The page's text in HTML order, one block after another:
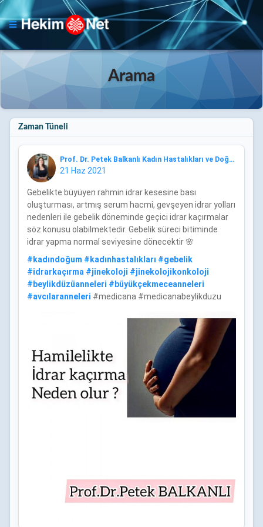
Arama
Zaman Tüneli
Prof. Dr. Petek Balkanlı Kadın Hastalıkları ve Doğum,
21 Haz 2021
Gebelikte büyüyen rahmin idrar kesesine bası
oluşturması, artmış serum hacmi, gevşeyen idrar yolları
nedenleri ile gebelik döneminde geçici idrar kaçırmalar
söz konusu olabilmektedir. Gebelik süreci bitiminde
idrar yapma normal seviyesine dönecektir 🌸
#kadındoğum #kadınhastalıkları #gebelik
#idrarkaçırma #jinekoloji #jinekolojikonkoloji
#beylikdüzüanneleri #büyükçekmeceanneleri
#avcılaranneleri #medicana #medicanabeylikduzu